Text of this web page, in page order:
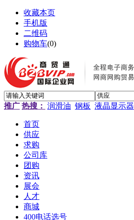
收藏本页
手机版
二维码
购物车(0)
推广 热搜： 润滑油 钢板 液晶显示器
首页
供应
求购
公司库
团购
资讯
展会
人才
商城
400电话选号